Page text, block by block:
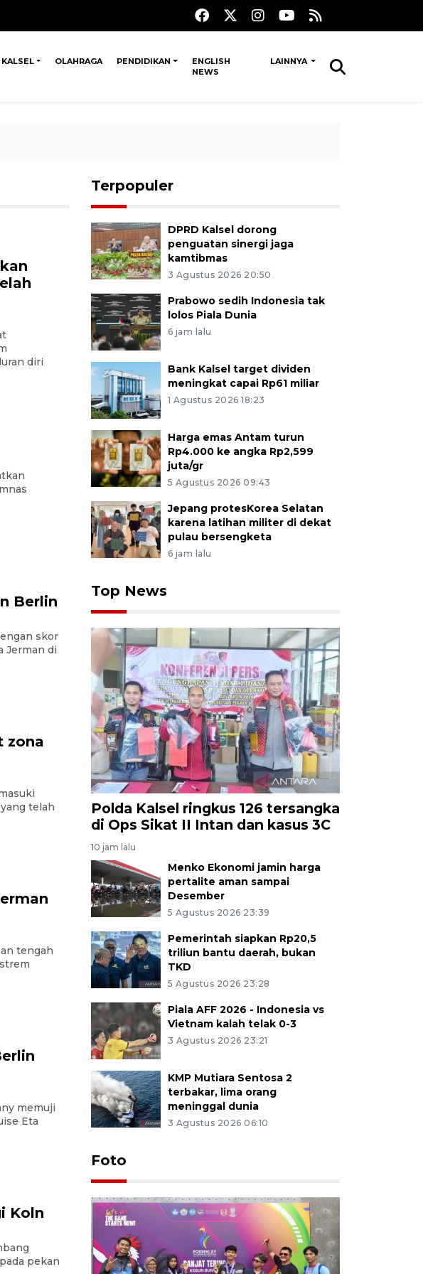
OLAHRAGA PENDIDIKAN
ENGLISH
NEWS
LAINNYA
diri
Berlin
skor
Jerman di
zona
telah
tengah
memuji
Eta
Koln
pekan
Terpopuler
DPRD Kalsel dorong
penguatan sinergi jaga
kamtibmas
3 Agustus 2026 20:50
Prabowo sedih Indonesia tak
lolos Piala Dunia
6 jam lalu
Bank Kalsel target dividen
meningkat capai Rp61 miliar
1 Agustus 2026 18:23
Harga emas Antam turun
Rp4.000 ke angka Rp2,599
juta/gr
5 Agustus 2026 09:43
Jepang protesKorea Selatan
karena latihan militer di dekat
pulau bersengketa
6 jam lalu
Top News
Polda Kalsel ringkus 126 tersangka
di Ops Sikat II Intan dan kasus 3C
10 jam lalu
Menko Ekonomi jamin harga
pertalite aman sampai
Desember
5 Agustus 2026 23:39
Pemerintah siapkan Rp20,5
triliun bantu daerah, bukan
TKD
5 Agustus 2026 23:28
Piala AFF 2026 - Indonesia vs
Vietnam kalah telak 0-3
3 Agustus 2026 23:21
KMP Mutiara Sentosa 2
terbakar, lima orang
meninggal dunia
3 Agustus 2026 06:10
Foto